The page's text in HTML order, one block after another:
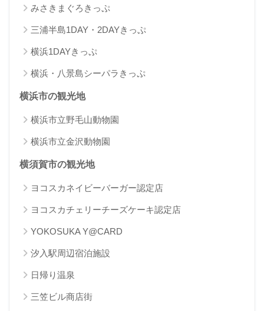
みさきまぐろきっぷ
三浦半島1DAY・2DAYきっぷ
横浜1DAYきっぷ
横浜・八景島シーパラきっぷ
横浜市の観光地
横浜市立野毛山動物園
横浜市立金沢動物園
横須賀市の観光地
ヨコスカネイビーバーガー認定店
ヨコスカチェリーチーズケーキ認定店
YOKOSUKA Y@CARD
汐入駅周辺宿泊施設
日帰り温泉
三笠ビル商店街